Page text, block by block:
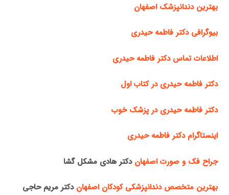
بهترین دندانپزشک اصفهان
بیوگرافی دکتر فاطمه حیدری
اطلاعات تماس دکتر فاطمه حیدری
دکتر فاطمه حیدری در کتاب اول
دکتر فاطمه حیدری در پزشک خوب
اینستاگرام دکتر فاطمه حیدری
جراح فک و صورت اصفهان دکتر هادی مشکل گشا
بهترین متخصص دندانپزشکی کودکان اصفهان دکتر مریم حاجی